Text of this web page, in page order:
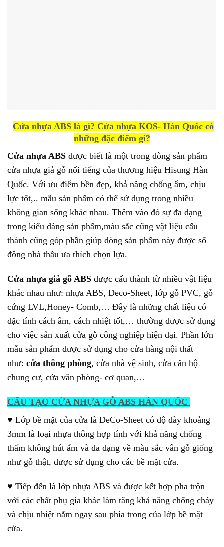
Cửa nhựa ABS là gì? Cửa nhựa KOS- Hàn Quốc có
những đặc điểm gì?
Cửa nhựa ABS được biết là một trong dòng sản phẩm
cửa nhựa giả gỗ nổi tiếng của thương hiệu Hisung Hàn
Quốc. Với ưu điểm bền đẹp, khả năng chống ẩm, chịu
lực tốt,.. mẫu sản phẩm có thể sử dụng trong nhiều
không gian sống khác nhau. Thêm vào đó sự đa dạng
trong kiểu dáng sản phẩm,màu sắc cũng vật liệu cấu
thành cũng góp phần giúp dòng sản phẩm này được số
đông nhà thầu ưa thích chọn lựa.
Cửa nhựa giả gỗ ABS được cấu thành từ nhiều vật liệu
khác nhau như: nhựa ABS, Deco-Sheet, lớp gỗ PVC, gỗ
cứng LVL,Honey- Comb,… Đây là những chất liệu có
đặc tính cách âm, cách nhiệt tốt,… thường được sử dụng
cho việc sản xuất cửa gỗ công nghiệp hiện đại. Phần lớn
mẫu sản phẩm được sử dụng cho cửa hàng nội thất
như: cửa thông phòng, cửa nhà vệ sinh, cửa căn hộ
chung cư, cửa văn phòng- cơ quan,…
CẤU TẠO CỬA NHỰA GỖ ABS HÀN QUỐC
♥ Lớp bề mặt của cửa là DeCo-Sheet có độ dày khoảng
3mm là loại nhựa thông hợp tính với khả năng chống
thấm không hút ẩm và đa dạng về màu sắc vân gỗ giống
như gỗ thật, được sử dụng cho các bề mặt cửa.
♥ Tiếp đến là lớp nhựa ABS và được kết hợp pha trộn
với các chất phụ gia khác làm tăng khả năng chống cháy
và chịu nhiệt nằm ngay sau phía trong của lớp bề mặt
cửa.